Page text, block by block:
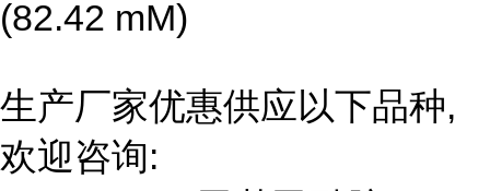
(82.42 mM)
生产厂家优惠供应以下品种,
欢迎咨询: